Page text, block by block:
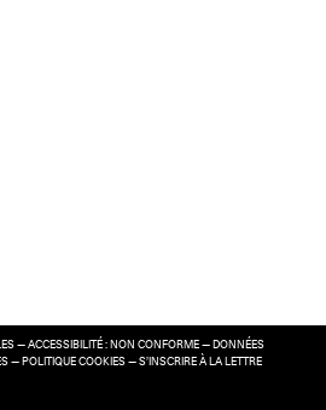
— ACCESSIBILITÉ : NON CONFORME — DONNÉES
— POLITIQUE COOKIES — S’INSCRIRE À LA LETTRE